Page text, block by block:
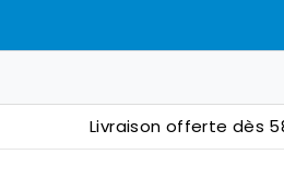
Livraison offerte dès